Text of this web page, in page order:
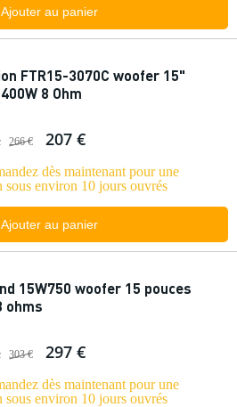
Ajouter au panier
FTR15-3070C woofer 15"
8 Ohm
266 € 207 €
dès maintenant pour une
sous environ 10 jours ouvrés
Ajouter au panier
15W750 woofer 15 pouces
ohms
303 € 297 €
dès maintenant pour une
sous environ 10 jours ouvrés